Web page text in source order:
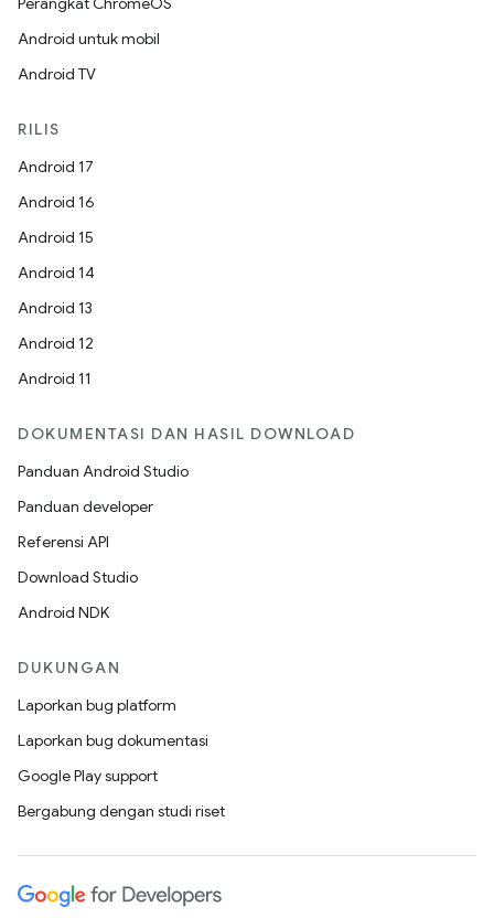
Android untuk mobil
Android TV
RILIS
Android 17
Android 16
Android 15
Android 14
Android 13
Android 12
Android 11
DOKUMENTASI DAN HASIL DOWNLOAD
Panduan Android Studio
Panduan developer
Referensi API
Download Studio
Android NDK
DUKUNGAN
Laporkan bug platform
Laporkan bug dokumentasi
Google Play support
Bergabung dengan studi riset